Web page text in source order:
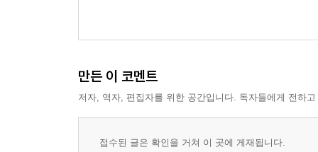
만든 이 코멘트
저자, 역자, 편집자를 위한 공간입니다. 독자들에게 전하
접수된 글은 확인을 거쳐 이 곳에 게재됩니다.